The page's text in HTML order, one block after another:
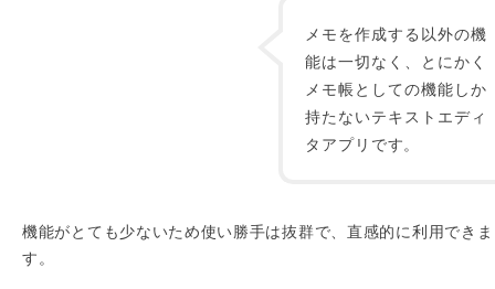
メモを作成する以外の機
能は一切なく、とにかく
メモ帳としての機能しか
持たないテキストエディ
タアプリです。
機能がとても少ないため使い勝手は抜群で、直感的に利用できま
す。